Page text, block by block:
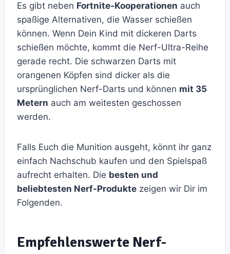
Es gibt neben Fortnite-Kooperationen auch
spaßige Alternativen, die Wasser schießen
können. Wenn Dein Kind mit dickeren Darts
schießen möchte, kommt die Nerf-Ultra-Reihe
gerade recht. Die schwarzen Darts mit
orangenen Köpfen sind dicker als die
ursprünglichen Nerf-Darts und können mit 35
Metern auch am weitesten geschossen
werden.
Falls Euch die Munition ausgeht, könnt ihr ganz
einfach Nachschub kaufen und den Spielspaß
aufrecht erhalten. Die besten und
beliebtesten Nerf-Produkte zeigen wir Dir im
Folgenden.
Empfehlenswerte Nerf-